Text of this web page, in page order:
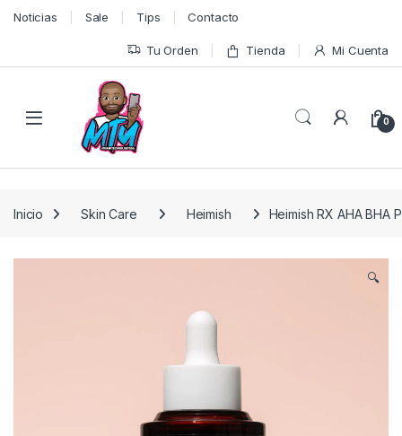
Skip to navigation
Skip to content
Noticias Sale Tips Contacto
Tu Orden Tienda Mi Cuenta
0
Inicio Skin Care Heimish Heimish RX AHA BHA
🔍